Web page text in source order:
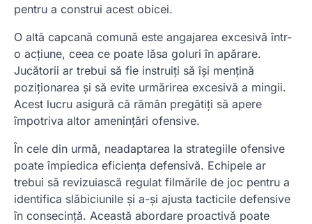
pentru a construi acest obicei.
O altă capcană comună este angajarea excesivă într-
o acțiune, ceea ce poate lăsa goluri în apărare.
Jucătorii ar trebui să fie instruiți să își mențină
poziționarea și să evite urmărirea excesivă a mingii.
Acest lucru asigură că rămân pregătiți să apere
împotriva altor amenințări ofensive.
În cele din urmă, neadaptarea la strategiile ofensive
poate împiedica eficiența defensivă. Echipele ar
trebui să revizuiască regulat filmările de joc pentru a
identifica slăbiciunile și a-și ajusta tacticile defensive
în consecință. Această abordare proactivă poate